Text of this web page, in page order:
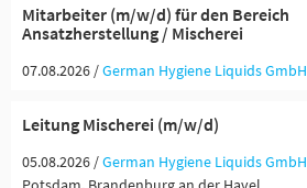
Mitarbeiter (m/w/d) für den Bereich
Ansatzherstellung / Mischerei
07.08.2026 /German Hygiene Liquids GmbH
Leitung Mischerei (m/w/d)
05.08.2026 /German Hygiene Liquids GmbH